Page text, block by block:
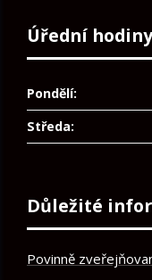
Úřední hodiny
Pondělí:
Středa:
Důležité
Povinně